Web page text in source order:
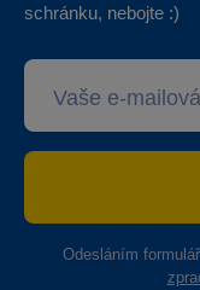
schránku, nebojte :)
Odesláním